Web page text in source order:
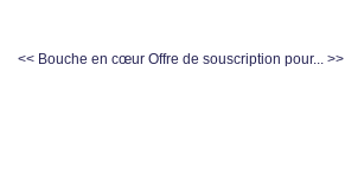
<< Bouche en cœur Offre de souscription pour... >>